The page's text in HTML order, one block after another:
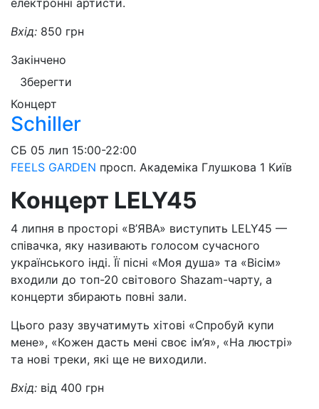
електронні артисти.
Вхід: 850 грн
Закінчено
Зберегти
Концерт
Schiller
СБ 05 лип 15:00-22:00
FEELS GARDEN просп. Академіка Глушкова 1 Київ
Концерт LELY45
4 липня в просторі «В’ЯВА» виступить LELY45 —
співачка, яку називають голосом сучасного
українського інді. Її пісні «Моя душа» та «Вісім»
входили до топ-20 світового Shazam-чарту, а
концерти збирають повні зали.
Цього разу звучатимуть хітові «Спробуй купи
мене», «Кожен дасть мені своє ім’я», «На люстрі»
та нові треки, які ще не виходили.
Вхід: від 400 грн